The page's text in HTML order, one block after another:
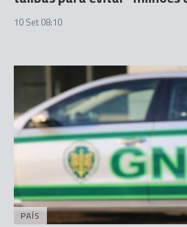
10 Set 08:10
PAÍS